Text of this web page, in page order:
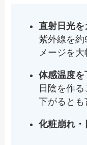
直射日光を
紫外線を
メージを大
体感温度
日陰を作
下がるとも
化粧崩れ